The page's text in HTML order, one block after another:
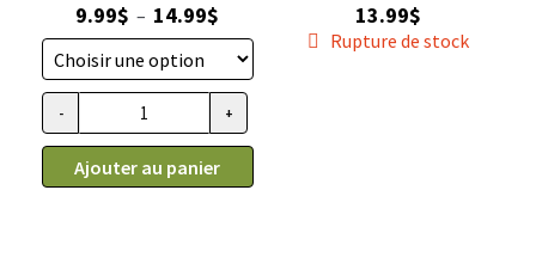
9.99$ – 14.99$
de
prix :
9.99$
à
14.99$
quantité
de
Bol
- +
Ajouter au panier
13.99$
Rupture de stock